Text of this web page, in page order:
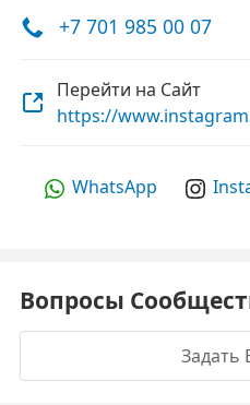
+7 701 985 00 07
Перейти на Сайт
https://
WhatsApp
Вопросы
Задать